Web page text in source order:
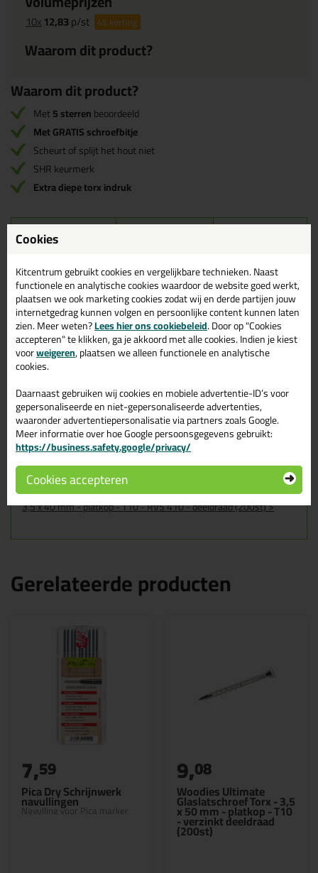
10x12,83p/st 4%korting
Waarom dit product?
Waarom dit product?
Met5 sterrenbeoordeeld
Met GRATIS schroefbitje
Scheurt of splijt het hout niet
SHR keurmerk
Extra diepe torx indruk
Omschrijving
Reviews voor:Woodies Ultimate
Glaslatschroef Torx - 3,5 x 40 mm -
platkop - T10 - RVS 410 - deeldraad
(200st)
Dit product wordt beoordeeld met sterren,
gebaseerd op
Vlotte levering , mooi product wat plaatselijk niet leverbaar
was. Schroeven geleverd met passend bitje
Geschreven door Minze op 27 maart 2024
Ook een review schrijven?
Schrijf hier je review over Woodies Ultimate Glaslatschroef Torx -
3,5 x 40 mm - platkop - T10 - RVS 410 - deeldraad (200st) >
Gerelateerde producten
Pica Dry Schrijnwerk
navullingen
Navulling voor Pica marker
7,59
Woodies Ultimate
Glaslatschroef Torx - 3,5
x 50 mm - platkop - T10
- verzinkt deeldraad
(200st)
9,08
Cookies
Kitcentrum gebruikt cookies en vergelijkbare technieken. Naast
functionele en analytische cookies waardoor de website goed werkt,
plaatsen we ook marketing cookies zodat wij en derde partijen jouw
internetgedrag kunnen volgen en persoonlijke content kunnen laten
zien. Meer weten?Lees hier ons cookiebeleid. Door op "Cookies
accepteren" te klikken, ga je akkoord met alle cookies. Indien je kiest
voorweigeren, plaatsen we alleen functionele en analytische
cookies.
Daarnaast gebruiken wij cookies en mobiele advertentie-ID’s voor
gepersonaliseerde en niet-gepersonaliseerde advertenties,
waaronder advertentiepersonalisatie via partners zoals Google.
Meer informatie over hoe Google persoonsgegevens gebruikt:
https://business.safety.google/privacy/
Cookies accepteren